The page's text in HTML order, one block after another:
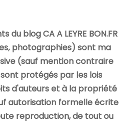
du blog CA A LEYRE BON.FR
photographies) sont ma
(sauf mention contraire
protégés par les lois
d'auteurs et à la propriété
autorisation formelle écrite
reproduction, de tout ou